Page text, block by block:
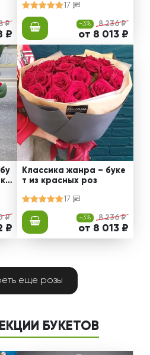
₽
₽
17
-3% 8 236 ₽
от 8 013 ₽
₽
₽
Классика жанра – буке
т из красных роз
17
-3% 8 236 ₽
от 8 013 ₽
еще розы
БУКЕТОВ